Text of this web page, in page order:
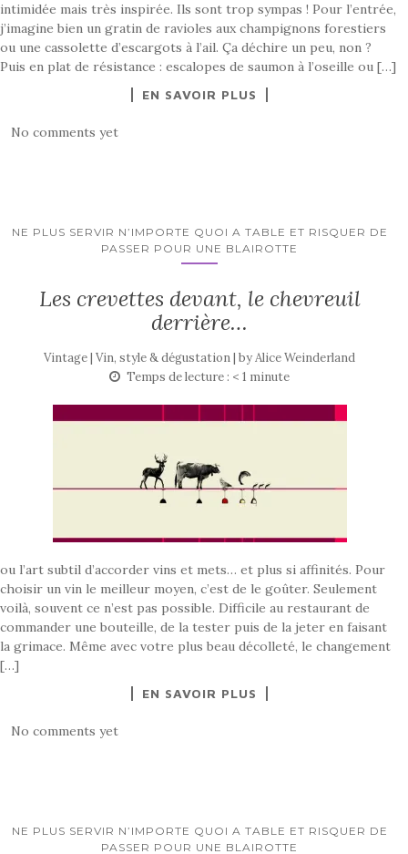
intimidée mais très inspirée. Ils sont trop sympas ! Pour l’entrée,
j’imagine bien un gratin de ravioles aux champignons forestiers
ou une cassolette d’escargots à l’ail. Ça déchire un peu, non ?
Puis en plat de résistance : escalopes de saumon à l’oseille ou […]
EN SAVOIR PLUS
No comments yet
NE PLUS SERVIR N’IMPORTE QUOI A TABLE ET RISQUER DE
PASSER POUR UNE BLAIROTTE
Les crevettes devant, le chevreuil
derrière…
Vintage | Vin, style & dégustation | byAlice Weinderland
Temps de lecture : < 1 minute
ou l’art subtil d’accorder vins et mets… et plus si affinités. Pour
choisir un vin le meilleur moyen, c’est de le goûter. Seulement
voilà, souvent ce n’est pas possible. Difficile au restaurant de
commander une bouteille, de la tester puis de la jeter en faisant
la grimace. Même avec votre plus beau décolleté, le changement
[…]
EN SAVOIR PLUS
No comments yet
NE PLUS SERVIR N’IMPORTE QUOI A TABLE ET RISQUER DE
PASSER POUR UNE BLAIROTTE